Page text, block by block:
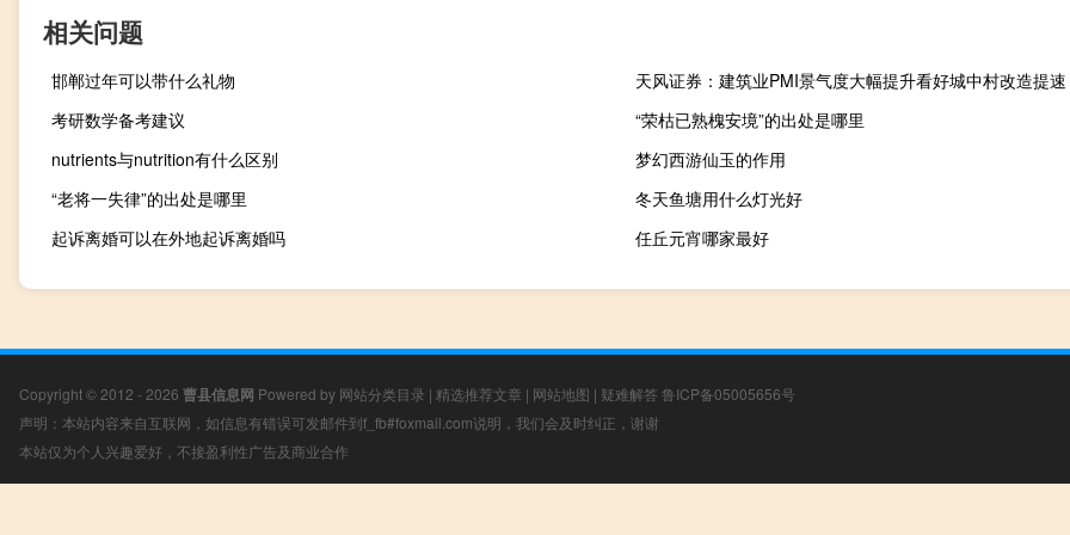
相关问题
邯郸过年可以带什么礼物
天风证券：建筑业PMI景气度大幅提升看好城中村改造提速
考研数学备考建议
“荣枯已熟槐安境”的出处是哪里
nutrients与nutrition有什么区别
梦幻西游仙玉的作用
“老将一失律”的出处是哪里
冬天鱼塘用什么灯光好
起诉离婚可以在外地起诉离婚吗
任丘元宵哪家最好
Copyright © 2012 - 2026 曹县信息网 Powered by 网站分类目录 | 精选推荐文章 | 网站地图 | 疑难解答 鲁ICP备05005656号
声明：本站内容来自互联网，如信息有错误可发邮件到f_fb#foxmail.com说明，我们会及时纠正，谢谢
本站仅为个人兴趣爱好，不接盈利性广告及商业合作